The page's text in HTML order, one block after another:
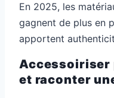
En 2025, les
gagnent de plus en
apportent
Accessoiriser
et raconter